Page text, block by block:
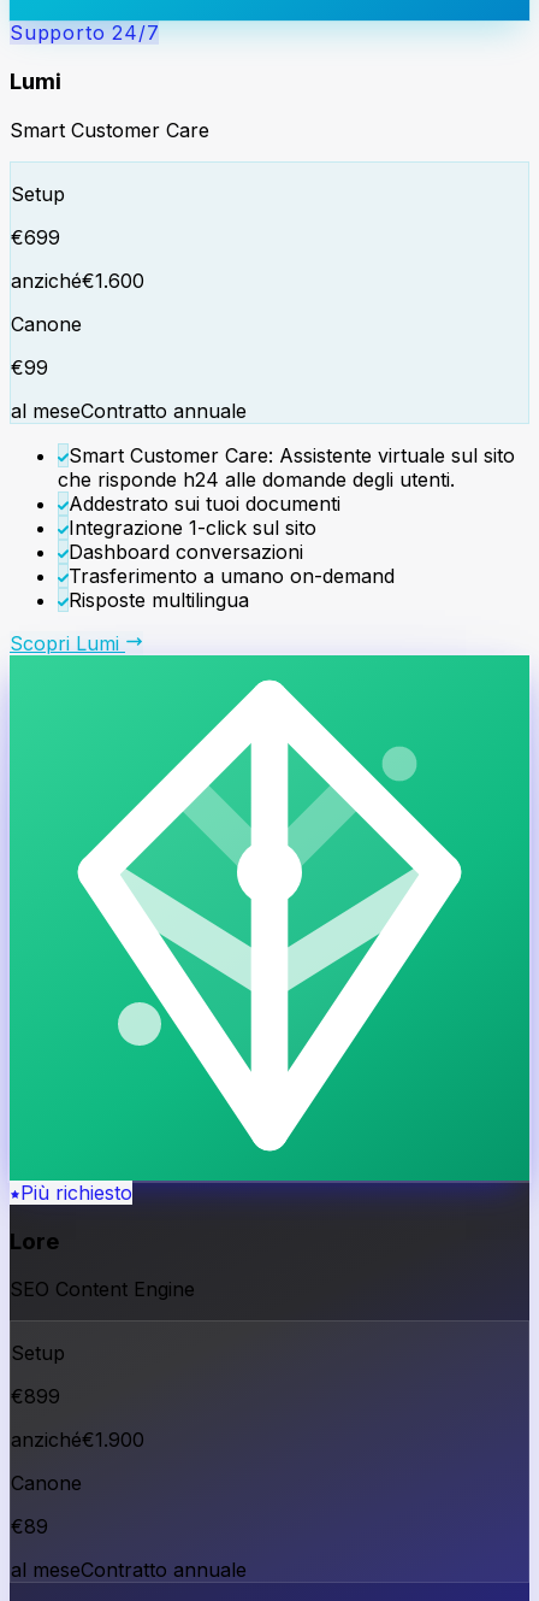
Supporto 24/7
Lumi
Smart Customer Care
Setup
€699
anziché€1.600
Canone
€99
al meseContratto annuale
Smart Customer Care: Assistente virtuale sul sito
che risponde h24 alle domande degli utenti.
Addestrato sui tuoi documenti
Integrazione 1-click sul sito
Dashboard conversazioni
Trasferimento a umano on-demand
Risposte multilingua
Scopri Lumi
Più richiesto
Lore
SEO Content Engine
Setup
€899
anziché€1.900
Canone
€89
al meseContratto annuale